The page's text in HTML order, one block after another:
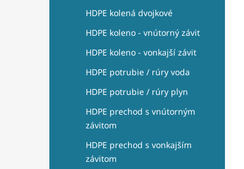
HDPE kolená dvojkové
HDPE koleno - vnútorný závit
HDPE koleno - vonkajší závit
HDPE potrubie / rúry voda
HDPE potrubie / rúry plyn
HDPE prechod s vnútorným
závitom
HDPE prechod s vonkajším
závitom